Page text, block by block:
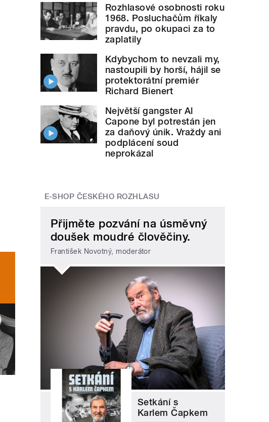
Rozhlasové osobnosti roku
1968. Posluchačům říkaly
pravdu, po okupaci za to
zaplatily
Kdybychom to nevzali my,
nastoupili by horší, hájil se
protektorátní premiér
Richard Bienert
Největší gangster Al
Capone byl potrestán jen
za daňový únik. Vraždy ani
podplácení soud
neprokázal
E-SHOP ČESKÉHO ROZHLASU
Přijměte pozvání na úsměvný
doušek moudré člověčiny.
František Novotný, moderátor
Setkání s
Karlem Čapkem